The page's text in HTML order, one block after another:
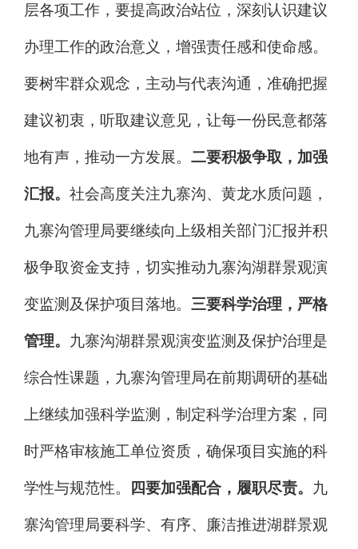
层各项工作，要提高政治站位，深刻认识建议
办理工作的政治意义，增强责任感和使命感。
要树牢群众观念，主动与代表沟通，准确把握
建议初衷，听取建议意见，让每一份民意都落
地有声，推动一方发展。 二要积极争取，加强
汇报。 社会高度关注九寨沟、黄龙水质问题，
九寨沟管理局要继续向上级相关部门汇报并积
极争取资金支持，切实推动九寨沟湖群景观演
变监测及保护项目落地。 三要科学治理，严格
管理。 九寨沟湖群景观演变监测及保护治理是
综合性课题，九寨沟管理局在前期调研的基础
上继续加强科学监测，制定科学治理方案，同
时严格审核施工单位资质，确保项目实施的科
学性与规范性。 四要加强配合，履职尽责。 九
寨沟管理局要科学、有序、廉洁推进湖群景观